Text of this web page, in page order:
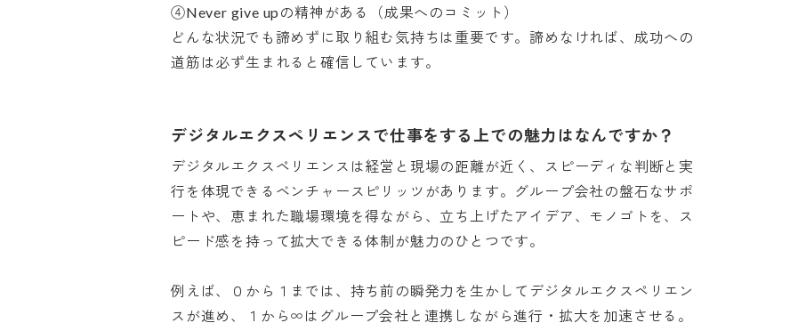
④Never give upの精神がある（成果へのコミット）
どんな状況でも諦めずに取り組む気持ちは重要です。諦めなければ、成功への
道筋は必ず生まれると確信しています。
デジタルエクスペリエンスで仕事をする上での魅力はなんですか？
デジタルエクスペリエンスは経営と現場の距離が近く、スピーディな判断と実
行を体現できるベンチャースピリッツがあります。グループ会社の盤石なサポ
ートや、恵まれた職場環境を得ながら、立ち上げたアイデア、モノゴトを、ス
ピード感を持って拡大できる体制が魅力のひとつです。
例えば、０から１までは、持ち前の瞬発力を生かしてデジタルエクスペリエン
スが進め、１から∞はグループ会社と連携しながら進行・拡大を加速させる。